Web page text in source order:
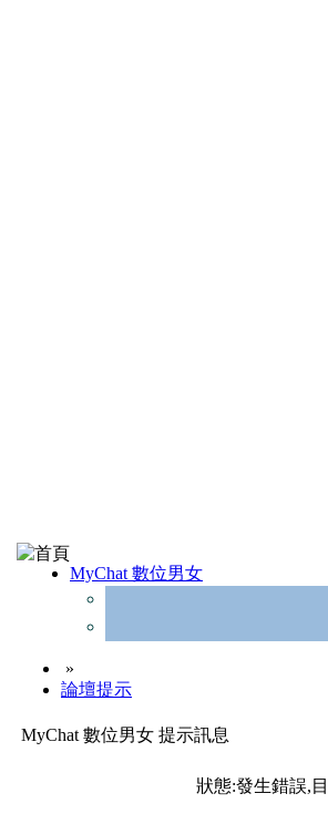
MyChat 數位男女
»
論壇提示
MyChat 數位男女 提示訊息
狀態:發生錯誤,